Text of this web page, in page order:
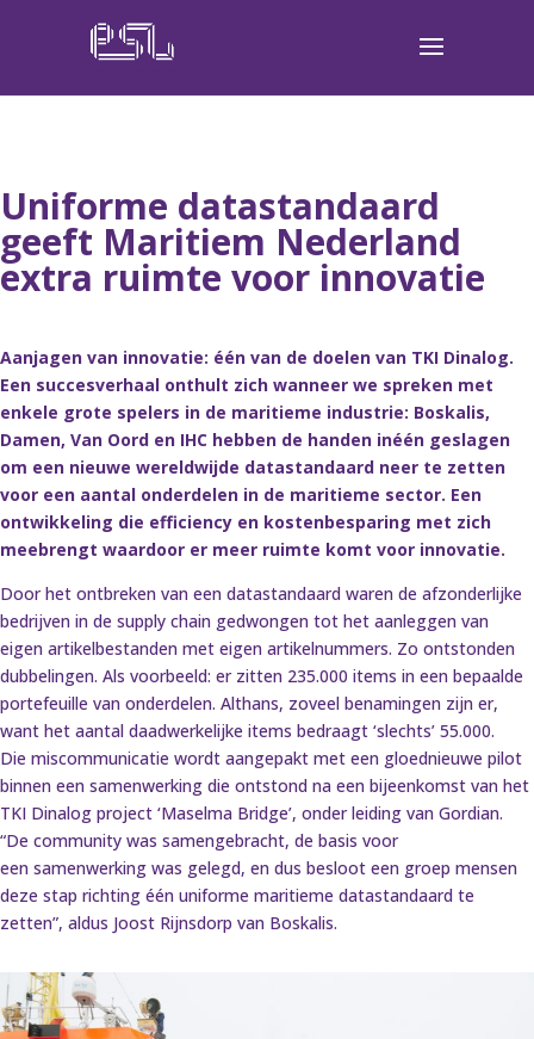
Uniforme datastandaard
geeft Maritiem Nederland
extra ruimte voor innovatie
Aanjagen van innovatie: één van de doelen van TKI Dinalog.
Een succesverhaal onthult zich wanneer we spreken met
enkele grote spelers in de maritieme industrie: Boskalis,
Damen, Van Oord en IHC hebben de handen inéén geslagen
om een nieuwe wereldwijde datastandaard neer te zetten
voor een aantal onderdelen in de maritieme sector. Een
ontwikkeling die efficiency en kostenbesparing met zich
meebrengt waardoor er meer ruimte komt voor innovatie.
Door het ontbreken van een datastandaard waren de afzonderlijke
bedrijven in de supply chain gedwongen tot het aanleggen van
eigen artikelbestanden met eigen artikelnummers. Zo ontstonden
dubbelingen. Als voorbeeld: er zitten 235.000 items in een bepaalde
portefeuille van onderdelen. Althans, zoveel benamingen zijn er,
want het aantal daadwerkelijke items bedraagt ‘slechts’ 55.000.
Die miscommunicatie wordt aangepakt met een gloednieuwe pilot
binnen een samenwerking die ontstond na een bijeenkomst van het
TKI Dinalog project ‘Maselma Bridge’, onder leiding van Gordian.
“De community was samengebracht, de basis voor
een samenwerking was gelegd, en dus besloot een groep mensen
deze stap richting één uniforme maritieme datastandaard te
zetten”, aldus Joost Rijnsdorp van Boskalis.